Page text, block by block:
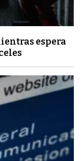
espera